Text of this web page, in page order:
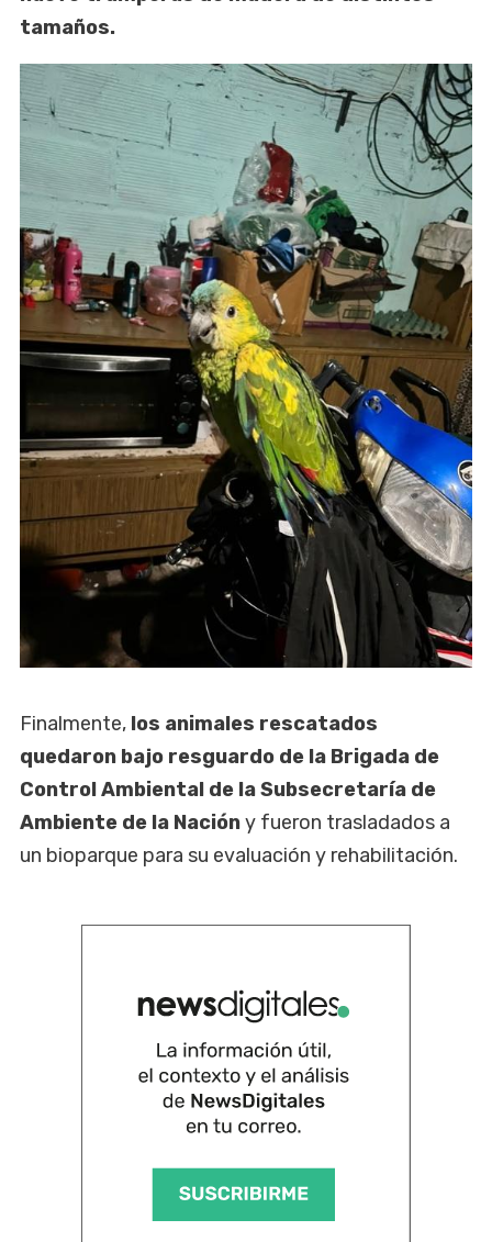
tamaños.
Finalmente, los animales rescatados
quedaron bajo resguardo de la Brigada de
Control Ambiental de la Subsecretaría de
Ambiente de la Nacióny fueron trasladados a
un bioparque para su evaluación y rehabilitación.